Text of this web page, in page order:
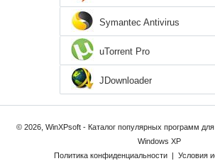
Symantec Antivirus
uTorrent Pro
JDownloader
© 2026, WinXPsoft - Каталог популярных программ
Windows XP
Политика конфиденциальности
| Условия